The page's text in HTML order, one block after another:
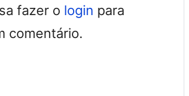
fazer o login para
comentário.